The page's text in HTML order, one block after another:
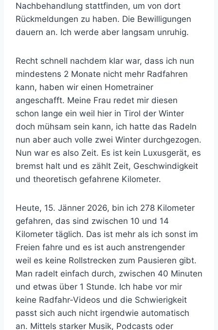
Nachbehandlung stattfinden, um von dort
Rückmeldungen zu haben. Die Bewilligungen
dauern an. Ich werde aber langsam unruhig.
Recht schnell nachdem klar war, dass ich nun
mindestens 2 Monate nicht mehr Radfahren
kann, haben wir einen Hometrainer
angeschafft. Meine Frau redet mir diesen
schon lange ein weil hier in Tirol der Winter
doch mühsam sein kann, ich hatte das Radeln
nun aber auch volle zwei Winter durchgezogen.
Nun war es also Zeit. Es ist kein Luxusgerät, es
bremst halt und es zählt Zeit, Geschwindigkeit
und theoretisch gefahrene Kilometer.
Heute, 15. Jänner 2026, bin ich 278 Kilometer
gefahren, das sind zwischen 10 und 14
Kilometer täglich. Das ist mehr als ich sonst im
Freien fahre und es ist auch anstrengender
weil es keine Rollstrecken zum Pausieren gibt.
Man radelt einfach durch, zwischen 40 Minuten
und etwas über 1 Stunde. Ich habe vor mir
keine Radfahr-Videos und die Schwierigkeit
passt sich auch nicht irgendwie automatisch
an. Mittels starker Musik, Podcasts oder